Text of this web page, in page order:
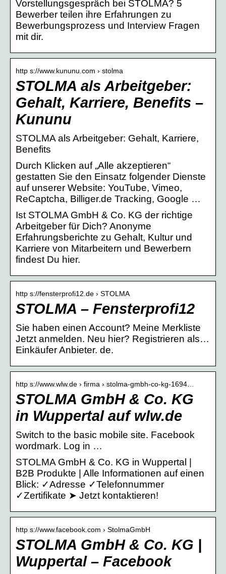
Vorstellungsgespräch bei STOLMA? 5
Bewerber teilen ihre Erfahrungen zu
Bewerbungsprozess und Interview Fragen
mit dir.
http s://www.kununu.com › stolma
STOLMA als Arbeitgeber:
Gehalt, Karriere, Benefits –
Kununu
STOLMA als Arbeitgeber: Gehalt, Karriere,
Benefits
Durch Klicken auf „Alle akzeptieren“
gestatten Sie den Einsatz folgender Dienste
auf unserer Website: YouTube, Vimeo,
ReCaptcha, Billiger.de Tracking, Google …
Ist STOLMA GmbH & Co. KG der richtige
Arbeitgeber für Dich? Anonyme
Erfahrungsberichte zu Gehalt, Kultur und
Karriere von Mitarbeitern und Bewerbern
findest Du hier.
http s://fensterprofi12.de › STOLMA
STOLMA – Fensterprofi12
Sie haben einen Account? Meine Merkliste
Jetzt anmelden. Neu hier? Registrieren als…
Einkäufer Anbieter. de.
http s://www.wlw.de › firma › stolma-gmbh-co-kg-1694…
STOLMA GmbH & Co. KG
in Wuppertal auf wlw.de
Switch to the basic mobile site. Facebook
wordmark. Log in …
STOLMA GmbH & Co. KG in Wuppertal |
B2B Produkte | Alle Informationen auf einen
Blick: ✓Adresse ✓Telefonnummer
✓Zertifikate ➤ Jetzt kontaktieren!
http s://www.facebook.com › StolmaGmbH
STOLMA GmbH & Co. KG |
Wuppertal – Facebook